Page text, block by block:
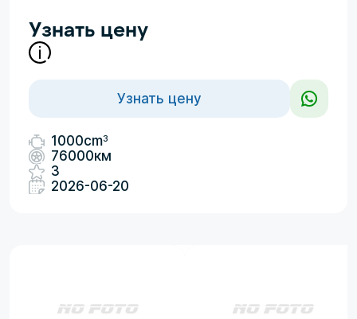
Узнать цену
Узнать цену
1000cm3
76000км
3
2026-06-20